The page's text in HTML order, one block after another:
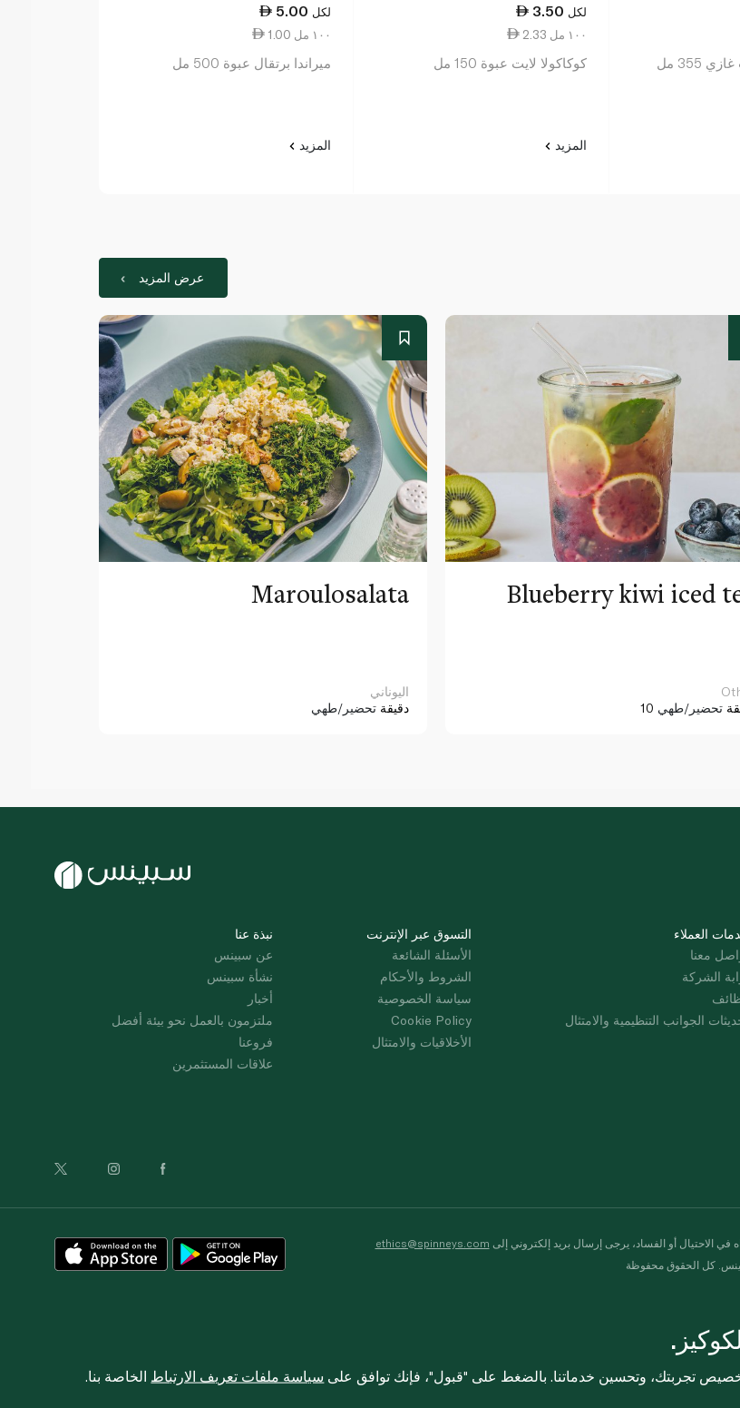
355 مل
3.50 لكل
2.33 ١٠٠ مل
كوكاكولا لايت عبوة 150 مل
المزيد
5.00 لكل
1.00 ١٠٠ مل
ميراندا برتقال عبوة 500 مل
المزيد
عرض المزيد
Maroulosalata
اليوناني
دقيقة تحضير/طهي
Blueberry kiwi iced
تحضير/طهي
نبذة عنا
عن سبينس
نشأة سبينس
أخبار
ملتزمون بالعمل نحو بيئة أفضل
فروعنا
علاقات المستثمرين
التسوق عبر الإنترنت
الأسئلة الشائعة
الشروط والأحكام
سياسة الخصوصية
Cookie Policy
الأخلاقيات والامتثال
العملاء
معنا
الشركة
الجوانب التنظيمية والامتثال
في الاحتيال أو الفساد، يرجى إرسال بريد إلكتروني إلى ethics@spinneys.com
تجربتك، وتحسين خدماتنا. بالضغط على "قبول"، فإنك توافق على سياسة ملفات تعريف الارتباط الخاصة بنا.